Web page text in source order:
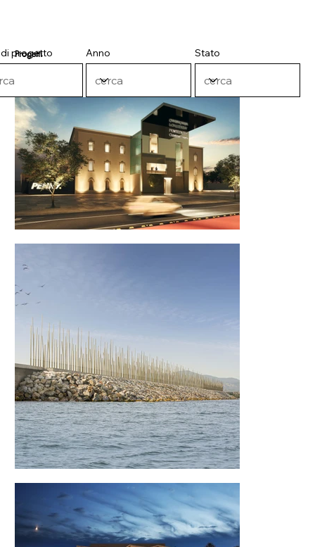
Progetti
progetto Anno Stato